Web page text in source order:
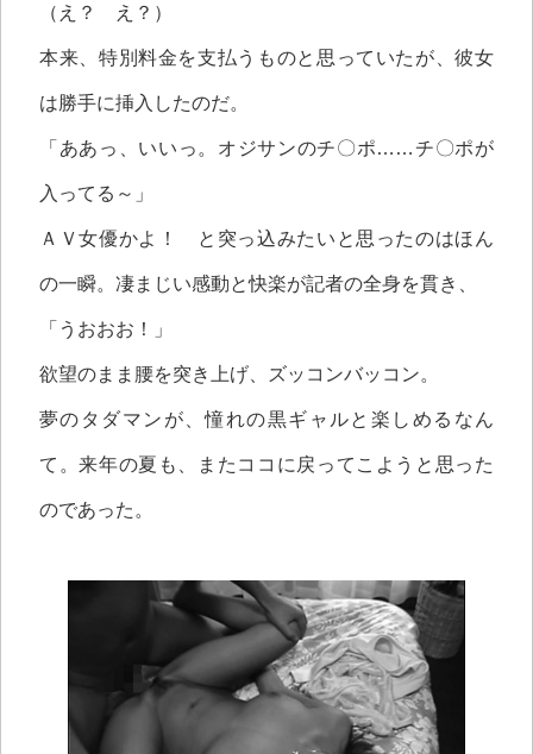
（え？ え？）
本来、特別料金を支払うものと思っていたが、彼女
は勝手に挿入したのだ。
「ああっ、いいっ。オジサンのチ〇ポ……チ〇ポが
入ってる～」
ＡＶ女優かよ！ と突っ込みたいと思ったのはほん
の一瞬。凄まじい感動と快楽が記者の全身を貫き、
「うおおお！」
欲望のまま腰を突き上げ、ズッコンバッコン。
夢のタダマンが、憧れの黒ギャルと楽しめるなん
て。来年の夏も、またココに戻ってこようと思った
のであった。